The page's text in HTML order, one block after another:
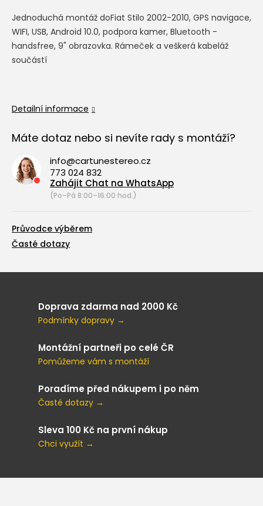
Jednoduchá montáž doFiat Stilo 2002-2010, GPS navigace,
WIFI, USB, Android 10.0, podpora kamer, Bluetooth -
handsfree, 9" obrazovka. Rámeček a veškerá kabeláž
součástí
Detailní informace
Máte dotaz nebo si nevíte rady s montáží?
info@cartunestereo.cz
773 024 832
Zahájit Chat na WhatsApp
(Po–Pá 8:00–16:00 hod.)
Průvodce výběrem
Časté dotazy
Doprava zdarma nad 2000 Kč
Podmínky dopravy →
Montážní partneři po celé ČR
Pomůžeme vám s montáží
Poradíme před nákupem i po něm
Časté dotazy →
Sleva 100 Kč na první nákup
Chci využít →